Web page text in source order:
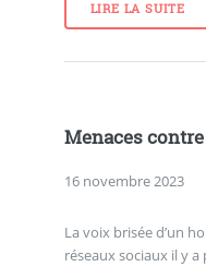
LIRE LA SUITE
Menaces
16 novembre 2023
La voix brisée d’un
réseaux sociaux il y